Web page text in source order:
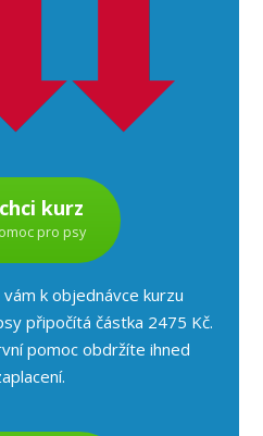
kurz
pro psy
k objednávce kurzu
připočítá částka 2475 Kč.
pomoc obdržíte ihned